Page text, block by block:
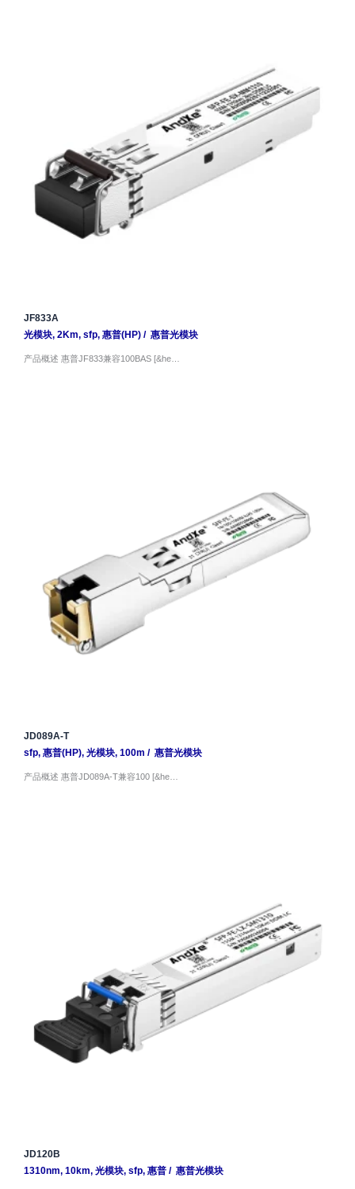
JF833A
光模块, 2Km, sfp, 惠普(HP)/ 惠普光模块
产品概述 惠普JF833兼容100BAS [&he…
JD089A-T
sfp, 惠普(HP), 光模块, 100m / 惠普光模块
产品概述 惠普JD089A-T兼容100 [&he…
JD120B
1310nm, 10km, 光模块, sfp, 惠普/ 惠普光模块